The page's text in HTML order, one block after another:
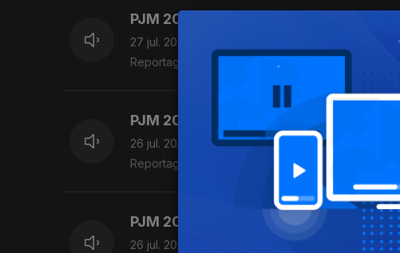
PJM 2023 Finais - Música de Câmara
27 jul. 2023
Reportagem de Isabel Meira
PJM 2023 Finais - Harpa (nível
26 jul. 2023
Reportagem de Isabel Meira
PJM 2023 Finais - Trombone (nível
26 jul. 2023